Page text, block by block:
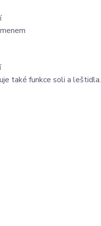
také funkce soli a leštidla.